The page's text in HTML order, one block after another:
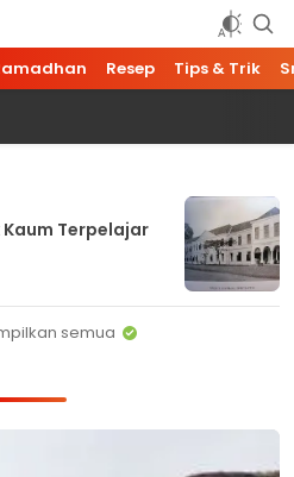
Resep Tips & Trik
Kaum Terpelajar
semua